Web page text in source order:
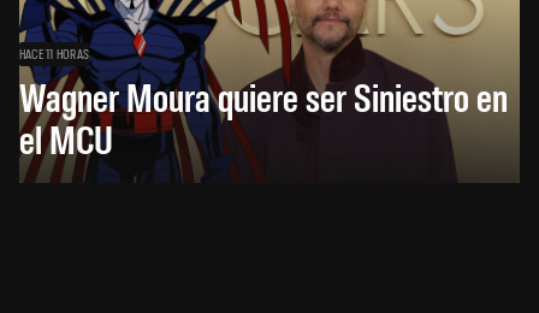
HACE 11 HORAS
Wagner Moura quiere ser Siniestro en
el MCU